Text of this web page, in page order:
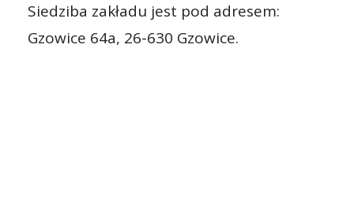
Siedziba zakładu jest pod adresem:
Gzowice 64a, 26-630 Gzowice.